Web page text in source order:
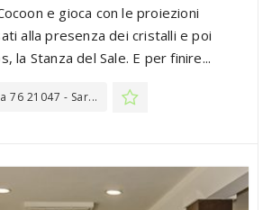
e gioca con le proiezioni
alla presenza dei cristalli e poi
la Stanza del Sale. E per finire...
76 21047 - Sar...